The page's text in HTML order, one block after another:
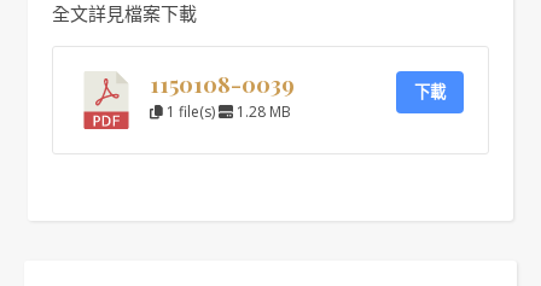
全文詳見檔案下載
1150108-0039
1 file(s) 1.28 MB
下載